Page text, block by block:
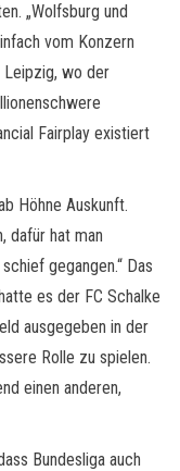
„Wolfsburg und
vom Konzern
Leipzig, wo der
Fairplay existiert
Höhne Auskunft.
dafür hat man
gegangen.“ Das
es der FC Schalke
ausgegeben in der
Rolle zu spielen.
einen anderen,
Bundesliga auch